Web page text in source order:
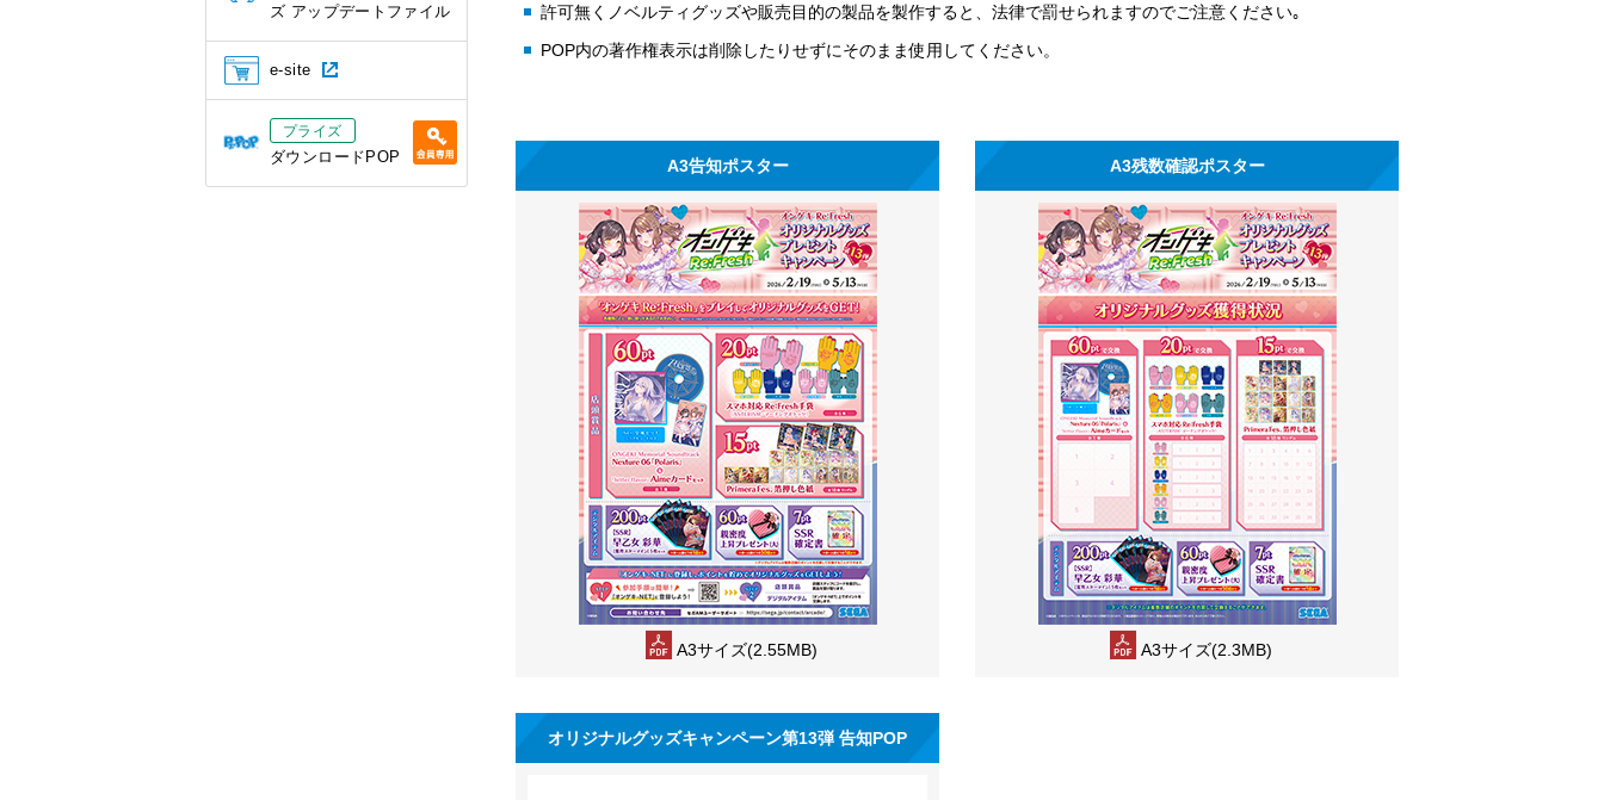
許可無くノベルティグッズや販売目的の製品を製作すると、法律で罰せられますのでご注意ください｡
POP内の著作権表示は削除したりせずにそのまま使用してください。
A3告知ポスター
A3サイズ(2.55MB)
A3残数確認ポスター
A3サイズ(2.3MB)
オリジナルグッズキャンペーン第13弾 告知POP
ズ アップデートファイル
e-site
プライズ
ダウンロードPOP